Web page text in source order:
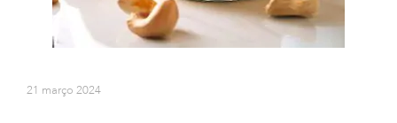
21 março 2024